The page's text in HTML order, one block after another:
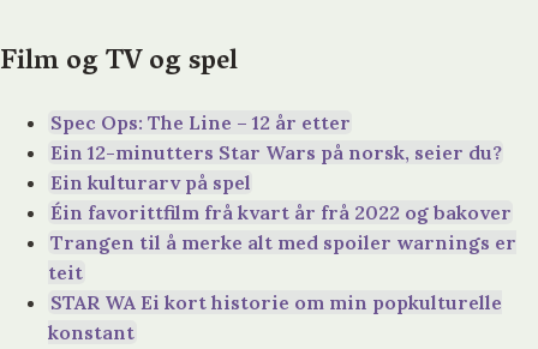
Film og TV og spel
Spec Ops: The Line – 12 år etter
Ein 12-minutters Star Wars på norsk, seier du?
Ein kulturarv på spel
Éin favorittfilm frå kvart år frå 2022 og bakover
Trangen til å merke alt med spoiler warnings er
teit
STAR WA Ei kort historie om min popkulturelle
konstant